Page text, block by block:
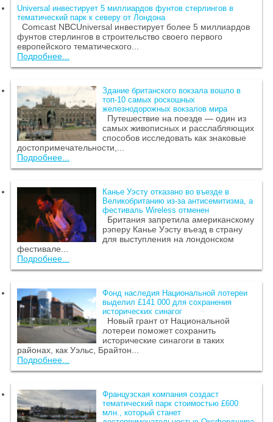
Universal инвестирует 5 миллиардов фунтов стерлингов в
тематический парк к северу от Лондона
Comcast NBCUniversal инвестирует более 5 миллиардов
фунтов стерлингов в строительство своего первого
европейского тематического...
Подробнее...
Здание британского вокзала вошло в
топ-10 самых роскошных
железнодорожных вокзалов мира
Путешествие на поезде — один из
самых живописных и расслабляющих
способов исследовать как знаковые
достопримечательности,...
Подробнее...
Канье Уэсту отказано во въезде в
Великобританию из-за антисемитизма, а
фестиваль Wireless отменен
Британия запретила американскому
рэперу Канье Уэсту въезд в страну
для выступления на лондонском
фестивале...
Подробнее...
Фонд наследия Национальной лотереи
выделил £141 000 для сохранения
исторических синагог
Новый грант от Национальной
лотереи поможет сохранить
исторические синагоги в таких
районах, как Уэльс, Брайтон...
Подробнее...
Французская компания создаст
тематический парк стоимостью £600
млн., который станет